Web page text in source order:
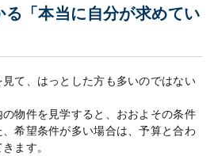
「本当に自分が求めてい
て、はっとした方も多いのではない
物件を見学すると、おおよその条件
希望条件が多い場合は、予算と合わ
ます。